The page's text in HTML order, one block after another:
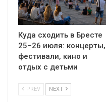
Куда сходить в Бресте
25–26 июля: концерты,
фестивали, кино и
отдых с детьми
PREV NEXT